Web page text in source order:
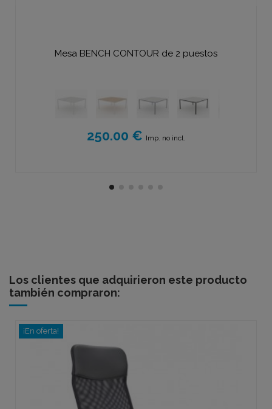
Mesa BENCH CONTOUR de 2 puestos
250.00 € Imp. no incl.
Los clientes que adquirieron este producto
también compraron:
¡En oferta!